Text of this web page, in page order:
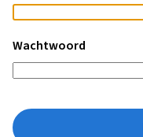
Wachtwoord